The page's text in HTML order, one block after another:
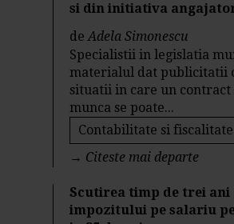
si din initiativa
deAdela Simonescu
Specialistii in legislatia
materialul dat publicitatii
situatii in care un
munca se poate...
Contabilitate si fiscalitate
→ Citeste mai departe
Scutirea timp de trei ani
impozitului pe salariu